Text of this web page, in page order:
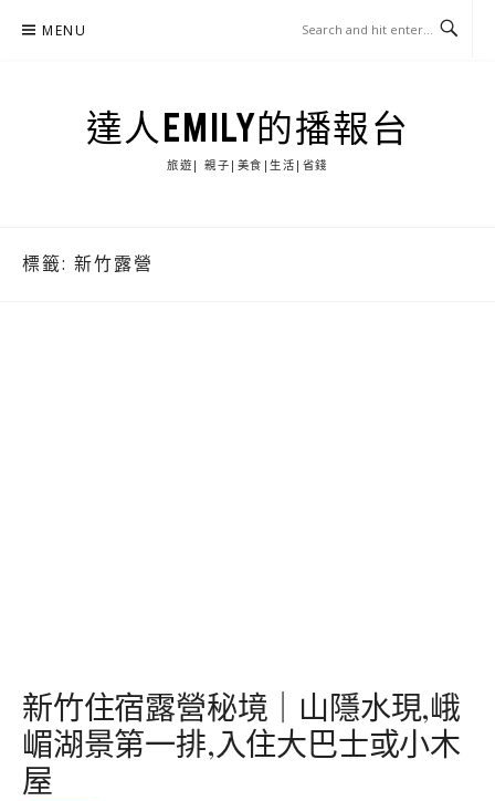
MENU
達人EMILY的播報台
旅遊| 親子|美食|生活|省錢
標籤: 新竹露營
新竹住宿露營秘境｜山隱水現,峨
嵋湖景第一排,入住大巴士或小木
屋